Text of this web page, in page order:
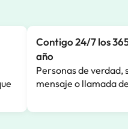
Contigo 24/7 los
año
Personas de verdad,
mensaje o llamada